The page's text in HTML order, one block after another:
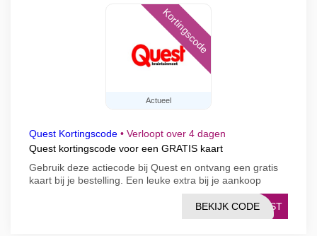
Actueel
Kortingscode
Quest Kortingscode • Verloopt over 4 dagen
Quest kortingscode voor een GRATIS kaart
Gebruik deze actiecode bij Quest en ontvang een gratis
kaart bij je bestelling. Een leuke extra bij je aankoop
UEST
BEKIJK CODE